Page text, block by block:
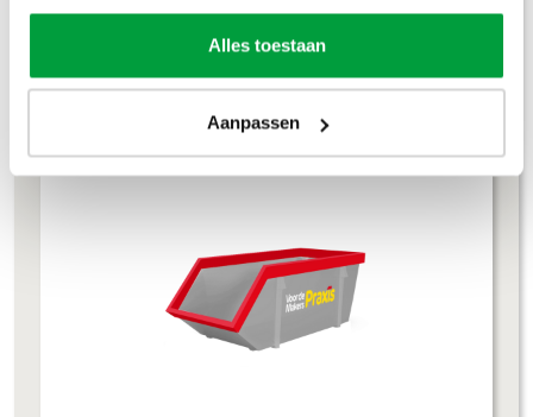
Alles toestaan
Aanpassen
Lees meer
4m³ container